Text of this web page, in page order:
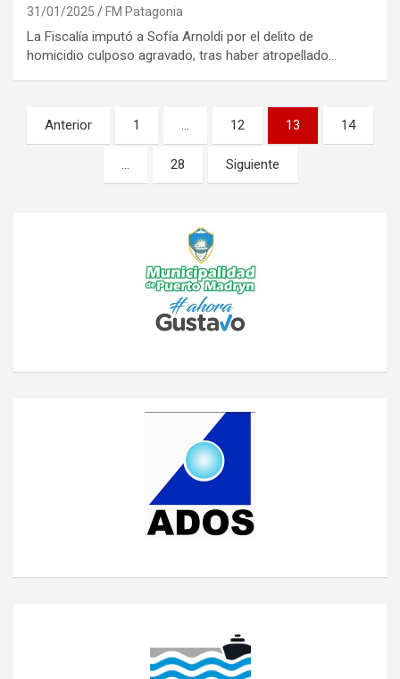
31/01/2025 FM Patagonia
La Fiscalía imputó a Sofía Arnoldi por el delito de
homicidio culposo agravado, tras haber atropellado…
Paginación
de
Anterior 1 … 12 13 14
… 28 Siguiente